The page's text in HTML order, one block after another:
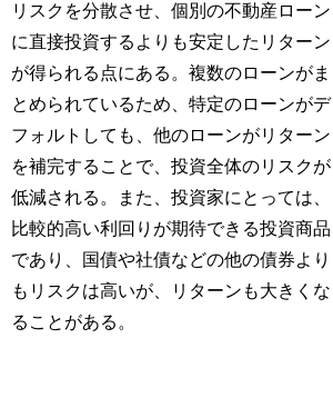
リスクを分散させ、個別の不動産ローン
に直接投資するよりも安定したリターン
が得られる点にある。複数のローンがま
とめられているため、特定のローンがデ
フォルトしても、他のローンがリターン
を補完することで、投資全体のリスクが
低減される。また、投資家にとっては、
比較的高い利回りが期待できる投資商品
であり、国債や社債などの他の債券より
もリスクは高いが、リターンも大きくな
ることがある。